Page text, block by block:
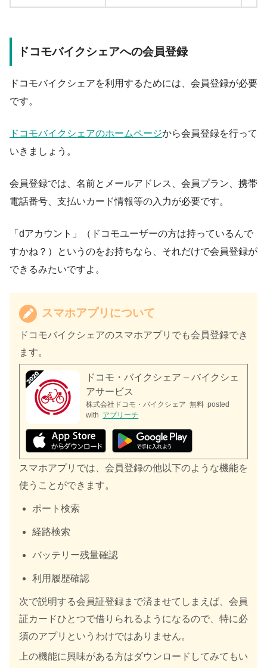
ドコモバイクシェアへの会員登録
ドコモバイクシェアを利用するためには、会員登録が必要
です。
ドコモバイクシェアのホームページから会員登録を行って
いきましょう。
会員登録では、名前とメールアドレス、会員プラン、携帯
電話番号、支払いカード情報等の入力が必要です。
「dアカウント」（ドコモユーザーの方は持っているんで
すかね？）というのをお持ちなら、それだけで会員登録が
できるみたいですよ。
スマホアプリについて
ドコモバイクシェアのスマホアプリでも会員登録でき
ます。
ドコモ・バイクシェア – バイクシェ
アサービス
株式会社ドコモ・バイクシェア 無料 posted
with アプリーチ
スマホアプリでは、会員登録の他以下のような機能を
使うことができます。
ポート検索
経路検索
バッテリー残量確認
利用履歴確認
次で説明する会員証登録まで済ませてしまえば、会員
証カードひとつで借りられるようになるので、特に必
須のアプリというわけではありません。
上の機能に興味がある方はダウンロードしてみてもい